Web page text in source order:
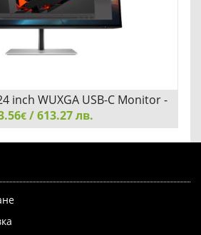
inch WUXGA USB-C Monitor -
724pu
€/ 613.27 лв.